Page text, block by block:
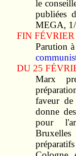
le
publiées
MEGA,
FIN FÉVRIER
Parution
DU 25
Marx
faveur
donne
pour
Bruxelles